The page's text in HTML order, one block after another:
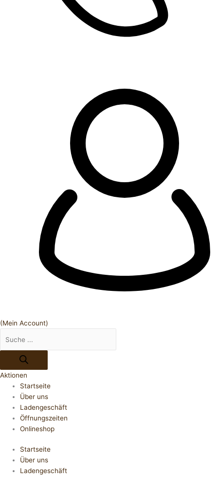
(Mein Account)
Aktionen
Startseite
Über uns
Ladengeschäft
Öffnungszeiten
Onlineshop
Startseite
Über uns
Ladengeschäft